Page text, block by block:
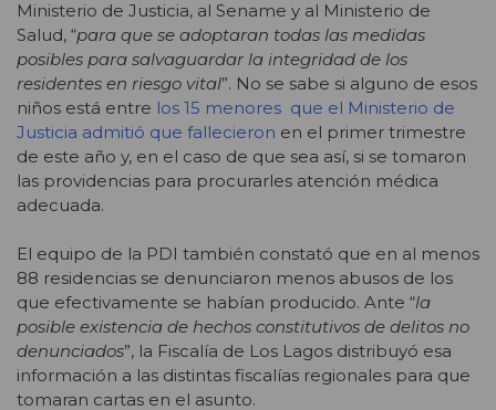
Ministerio de Justicia, al Sename y al Ministerio de
Salud, “para que se adoptaran todas las medidas
posibles para salvaguardar la integridad de los
residentes en riesgo vital”. No se sabe si alguno de esos
niños está entre los 15 menores que el Ministerio de
Justicia admitió que fallecieron en el primer trimestre
de este año y, en el caso de que sea así, si se tomaron
las providencias para procurarles atención médica
adecuada.
El equipo de la PDI también constató que en al menos
88 residencias se denunciaron menos abusos de los
que efectivamente se habían producido. Ante “la
posible existencia de hechos constitutivos de delitos no
denunciados”, la Fiscalía de Los Lagos distribuyó esa
información a las distintas fiscalías regionales para que
tomaran cartas en el asunto.